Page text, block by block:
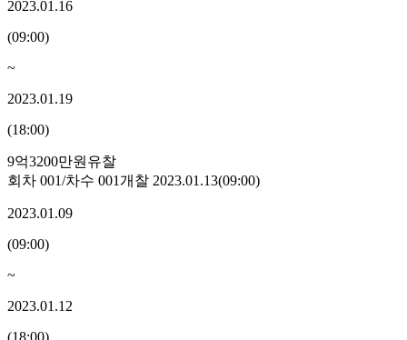
2023.01.16
(09:00)
~
2023.01.19
(18:00)
9억3200만원 유찰
회차 001/차수 001개찰 2023.01.13(09:00)
2023.01.09
(09:00)
~
2023.01.12
(18:00)